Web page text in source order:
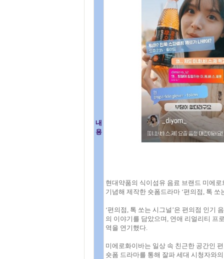
내
용
현대약품의 식이섬유 음료 브랜드 미에
기념해 제작한 숏폼드라마 ‘편의점, 톡 쏘
‘편의점, 톡 쏘는 시그널’은 편의점 인기
의 이야기를 담았으며, 연애 리얼리티 프
역을 연기했다.
미에로화이바는 일상 속 친근한 공간인
숏폼 드라마를 통해 잘파 세대 시청자와